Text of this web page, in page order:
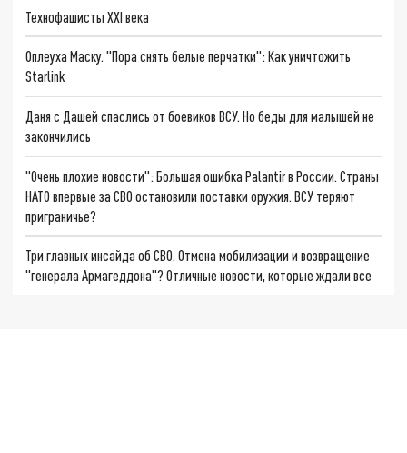
Технофашисты XXI века
Оплеуха Маску. "Пора снять белые перчатки": Как уничтожить
Starlink
Даня с Дашей спаслись от боевиков ВСУ. Но беды для малышей не
закончились
"Очень плохие новости": Большая ошибка Palantir в России. Страны
НАТО впервые за СВО остановили поставки оружия. ВСУ теряют
приграничье?
Три главных инсайда об СВО. Отмена мобилизации и возвращение
"генерала Армагеддона"? Отличные новости, которые ждали все